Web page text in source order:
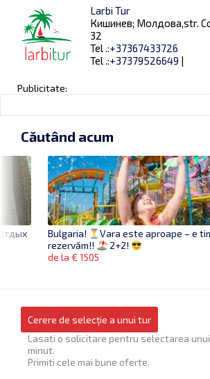
Larbi Tur
Кишинев; Молдова,str.
32
Tel .:+37367433726
Tel .:+37379526649 |
Publicitate:
Căutând acum
Bulgaria!
Vara este aproape – e
rezervăm!!
2+2!
de la € 1505
Cerere de selecție a unui tur
Lasati o solicitare pentru selectarea
minut.
Primiti cele mai bune oferte.